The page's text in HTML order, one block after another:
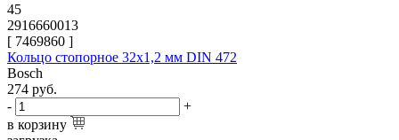
45
2916660013
[ 7469860 ]
Кольцо стопорное 32x1,2 мм DIN 472
Bosch
274 руб.
-
+
в корзину